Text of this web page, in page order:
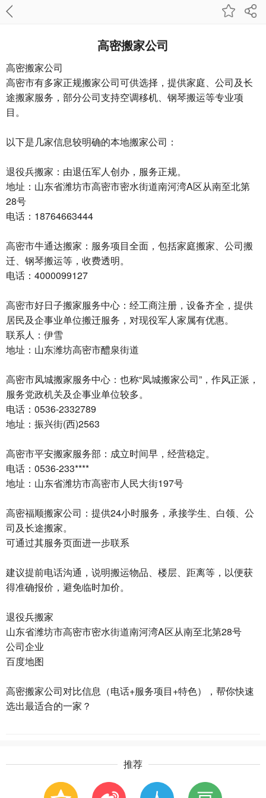
高密搬家公司
高密搬家公司
高密市有多家正规搬家公司可供选择，提供家庭、公司及长
途搬家服务，部分公司支持空调移机、钢琴搬运等专业项
目‌。
以下是几家信息较明确的本地搬家公司：
退役兵搬家‌：由退伍军人创办，服务正规。
地址：山东省潍坊市高密市密水街道南河湾A区从南至北第
28号
电话：18764663444
高密市牛通达搬家‌：服务项目全面，包括家庭搬家、公司搬
迁、钢琴搬运等，收费透明。
电话：4000099127
高密市好日子搬家服务中心‌：经工商注册，设备齐全，提供
居民及企事业单位搬迁服务，对现役军人家属有优惠。
联系人：伊雪
地址：山东潍坊高密市醴泉街道
高密市凤城搬家服务中心‌：也称“凤城搬家公司”，作风正派，
服务党政机关及企事业单位较多。
电话：0536-2332789
地址：振兴街(西)2563
高密市平安搬家服务部‌：成立时间早，经营稳定。
电话：0536-233****
地址：山东省潍坊市高密市人民大街197号
高密福顺搬家公司‌：提供24小时服务，承接学生、白领、公
司及长途搬家。
可通过其服务页面进一步联系
建议提前电话沟通，说明搬运物品、楼层、距离等，以便获
得准确报价，避免临时加价。
退役兵搬家
山东省潍坊市高密市密水街道南河湾A区从南至北第28号
公司企业
百度地图
高密搬家公司对比信息（电话+服务项目+特色）‌，帮你快速
选出最适合的一家？
推荐